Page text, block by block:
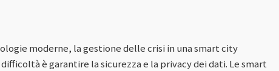
moderne, la gestione delle crisi in una smart city
è garantire la sicurezza e la privacy dei dati. Le smart